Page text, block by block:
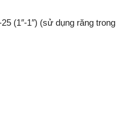
(1″-1″) (sử dụng răng trong